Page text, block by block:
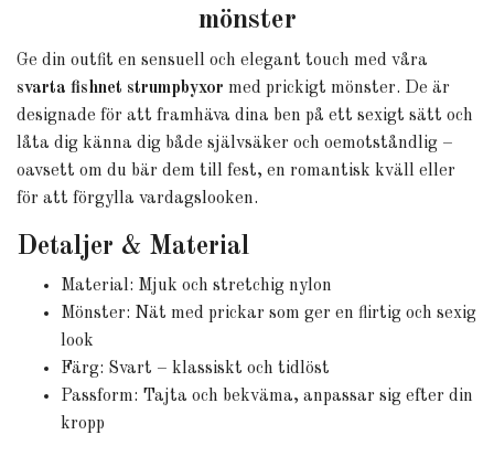
mönster
Ge din outfit en sensuell och elegant touch med våra
svarta fishnet strumpbyxor med prickigt mönster. De är
designade för att framhäva dina ben på ett sexigt sätt och
låta dig känna dig både självsäker och oemotståndlig –
oavsett om du bär dem till fest, en romantisk kväll eller
för att förgylla vardagslooken.
Detaljer & Material
Material: Mjuk och stretchig nylon
Mönster: Nät med prickar som ger en flirtig och sexig
look
Färg: Svart – klassiskt och tidlöst
Passform: Tajta och bekväma, anpassar sig efter din
kropp